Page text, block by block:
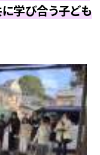
に学び合う子ども